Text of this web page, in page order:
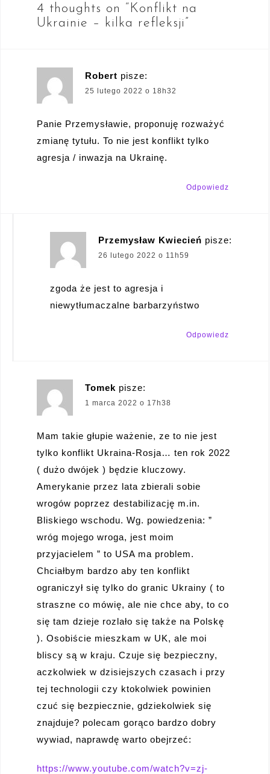
4 thoughts on “Konflikt na
Ukrainie – kilka refleksji”
Robert pisze:
25 lutego 2022 o 18h32
Panie Przemysławie, proponuję rozważyć
zmianę tytułu. To nie jest konflikt tylko
agresja / inwazja na Ukrainę.
Odpowiedz
Przemysław Kwiecień pisze:
26 lutego 2022 o 11h59
zgoda że jest to agresja i
niewytłumaczalne barbarzyństwo
Odpowiedz
Tomek pisze:
1 marca 2022 o 17h38
Mam takie głupie ważenie, ze to nie jest
tylko konflikt Ukraina-Rosja… ten rok 2022
( dużo dwójek ) będzie kluczowy.
Amerykanie przez lata zbierali sobie
wrogów poprzez destabilizację m.in.
Bliskiego wschodu. Wg. powiedzenia: ”
wróg mojego wroga, jest moim
przyjacielem ” to USA ma problem.
Chciałbym bardzo aby ten konflikt
ograniczył się tylko do granic Ukrainy ( to
straszne co mówię, ale nie chce aby, to co
się tam dzieje rozlało się także na Polskę
). Osobiście mieszkam w UK, ale moi
bliscy są w kraju. Czuje się bezpieczny,
aczkolwiek w dzisiejszych czasach i przy
tej technologii czy ktokolwiek powinien
czuć się bezpiecznie, gdziekolwiek się
znajduje? polecam gorąco bardzo dobry
wywiad, naprawdę warto obejrzeć:
https://www.youtube.com/watch?v=zj-